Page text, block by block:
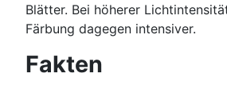
Blätter. Bei höherer
Färbung dagegen intensiver.
Fakten